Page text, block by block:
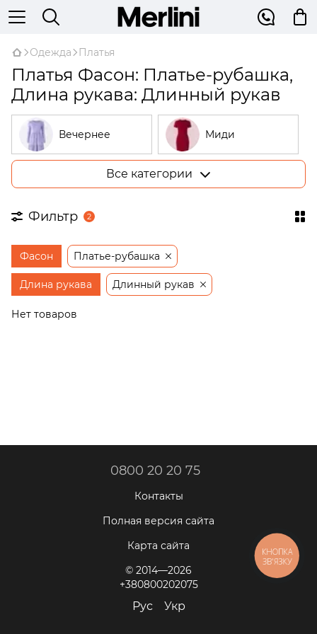
Одежда Платья
Платья Фасон: Платье-рубашка,
Длина рукава: Длинный рукав
Вечернее Миди
размеры
В рубчик
На запах
Бежевые
плечи
Платья-
трапеции
Все категории
Фильтр 2
Фасон Платье-рубашка
Длина рукава Длинный рукав
Нет товаров
0800 20 20 75
Контакты
Полная версия сайта
Карта сайта
© 2014—2026
+380800202075
Рус Укр
КНОПКА
ЗВ'ЯЗКУ